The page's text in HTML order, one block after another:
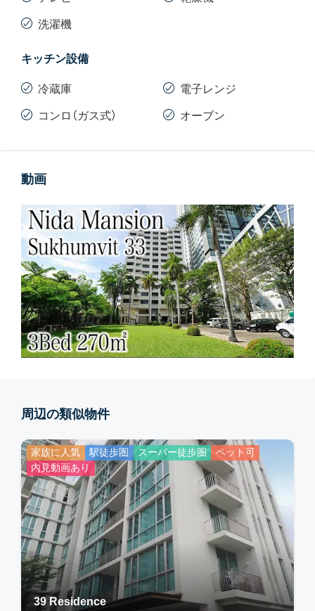
洗濯機
キッチン設備
冷蔵庫
コンロ（ガス式）
電子レンジ
オーブン
動画
周辺の類似物件
家族に人気 駅徒歩圏 スーパー徒歩圏
ペット可
内見動画あり
39 Residence